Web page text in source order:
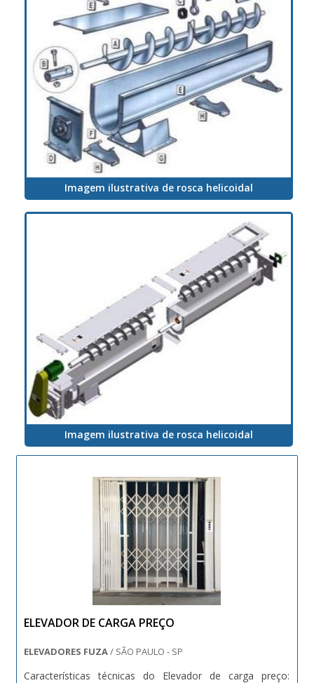
Imagem ilustrativa de rosca helicoidal
Imagem ilustrativa de rosca helicoidal
ELEVADOR DE CARGA PREÇO
ELEVADORES FUZA/ SÃO PAULO - SP
Características técnicas do Elevador de carga preço: